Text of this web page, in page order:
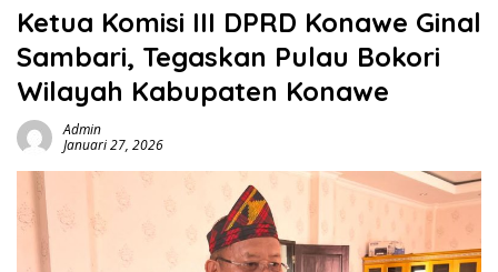
Ketua Komisi III DPRD Konawe Ginal
Sambari, Tegaskan Pulau Bokori
Wilayah Kabupaten Konawe
Admin
Januari 27, 2026